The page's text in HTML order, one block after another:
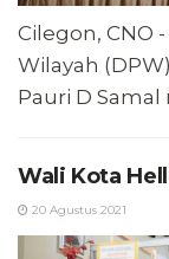
Cilegon, CNO
Wilayah
Pauri D
Wali Kota
20 Agustus 2021